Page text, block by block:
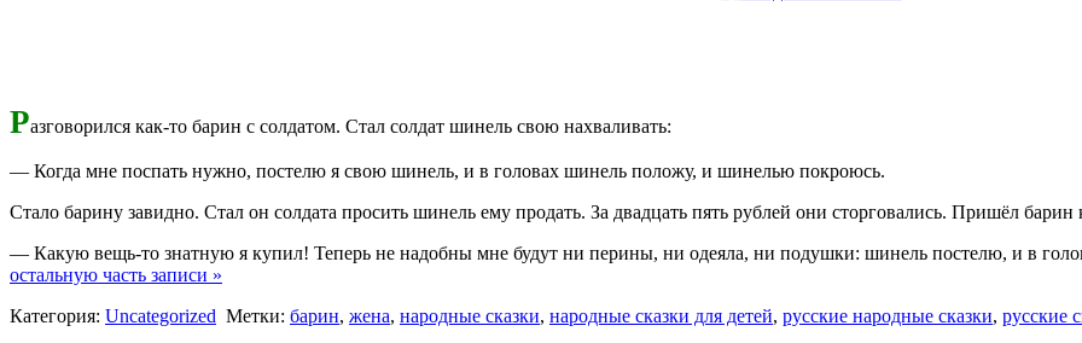
Разговорился как-то барин с солдатом. Стал солдат шинель свою нахваливать:
— Когда мне поспать нужно, постелю я свою шинель, и в головах шинель положу, и шинелью покроюсь.
Стало барину завидно. Стал он солдата просить шинель ему продать. За двадцать пять рублей они сторговались. Пришёл
— Какую вещь-то знатную я купил! Теперь не надобны мне будут ни перины, ни одеяла, ни подушки: шинель постелю, и в
остальную часть записи »
Категория: Uncategorized Метки: барин, жена, народные сказки, народные сказки для детей, русские народные сказки, русские